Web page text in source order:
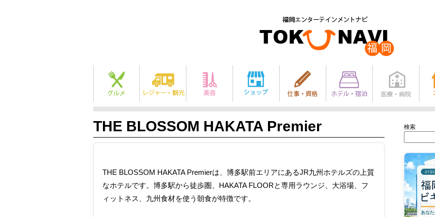
THE BLOSSOM HAKATA Premier
THE BLOSSOM HAKATA Premierは、博多駅前エリアにあるJR九州ホテルズの上質
なホテルです。博多駅から徒歩圏、HAKATA FLOORと専用ラウンジ、大浴場、フ
ィットネス、九州食材を使う朝食が特徴です。
検索